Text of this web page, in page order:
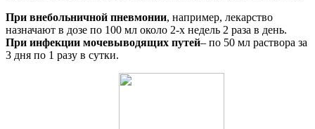
При внебольничной пневмонии, например, лекарство
назначают в дозе по 100 мл около 2-х недель 2 раза в день.
При инфекции мочевыводящих путей– по 50 мл раствора за
3 дня по 1 разу в сутки.